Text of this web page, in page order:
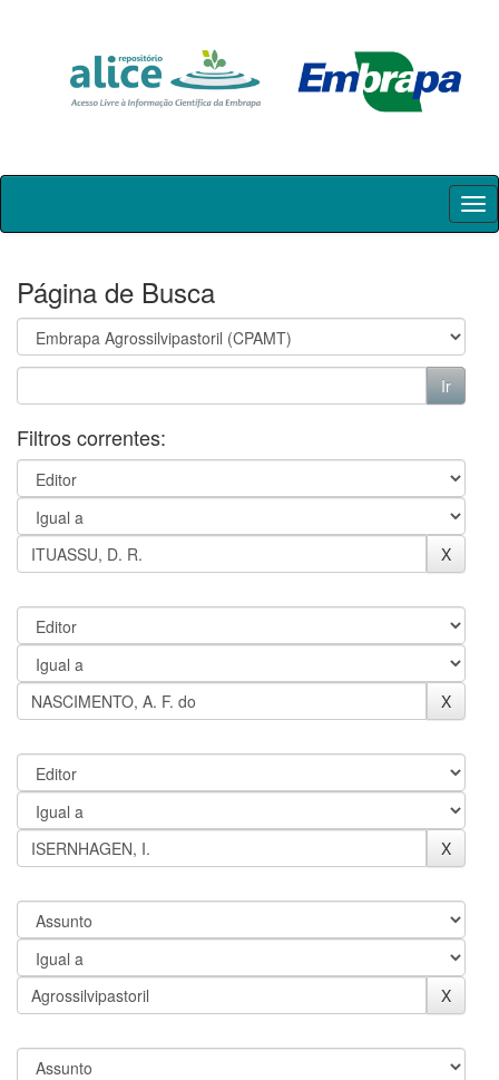
Skip
Página de Busca
Filtros correntes: